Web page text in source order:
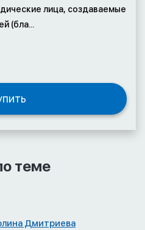
лица, создаваемые
(бла...
теме
Дмитриева